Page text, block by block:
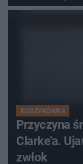
KOSZYKÓWKA
Przyczyna
Clarke'a.
zwłok